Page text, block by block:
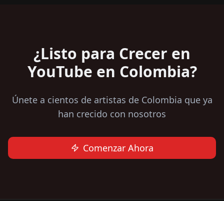
¿Listo para Crecer en
YouTube en Colombia?
Únete a cientos de artistas de Colombia que ya
han crecido con nosotros
Comenzar Ahora